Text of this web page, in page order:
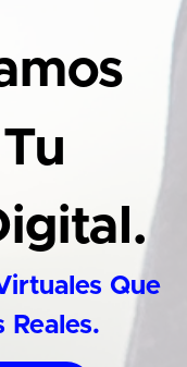
Que
Reales.